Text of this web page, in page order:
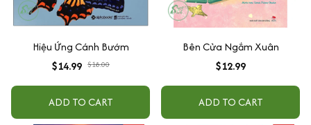
Hiệu Ứng Cánh Bướm
$14.99 $18.00
ADD TO CART
Bên Cửa Ngắm Xuân
$12.99
ADD TO CART